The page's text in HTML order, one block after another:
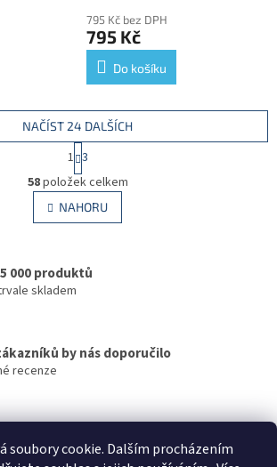
soubory cookie. Dalším procházením
795 Kč bez DPH
795 Kč
Do košíku
O
v
l
á
c
k
ý
p
i
s
NAČÍST 24 DALŠÍCH
S
t
r
á
n
k
á
1 3
58položek celkem
NAHORU
000 produktů
skladem
by nás doporučilo
recenze
odesíláme v den objednání